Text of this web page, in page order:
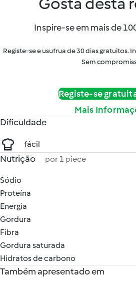
Inspire-se em mais de
Registe-se e usufrua de 30 dias gratuitos.
Sem
Registe-se
Mais
Dificuldade
fácil
Nutrição por 1 piece
Sódio
Proteína
Energia
Gordura
Fibra
Gordura saturada
Hidratos de carbono
Também apresentado em